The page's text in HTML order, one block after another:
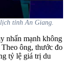
tỉnh An Giang.
nhấn mạnh không
ông, thước đo
tỷ lệ giá trị du